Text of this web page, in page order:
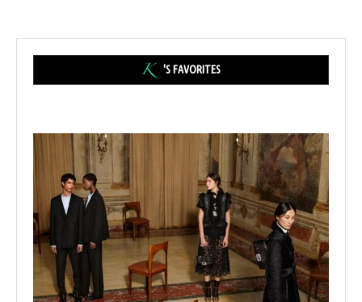
'S FAVORITES